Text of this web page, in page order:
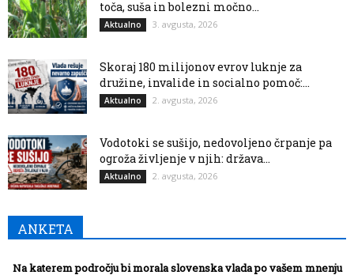
toča, suša in bolezni močno...
Aktualno 3. avgusta, 2026
Skoraj 180 milijonov evrov luknje za
družine, invalide in socialno pomoč:...
Aktualno 2. avgusta, 2026
Vodotoki se sušijo, nedovoljeno črpanje pa
ogroža življenje v njih: država...
Aktualno 2. avgusta, 2026
ANKETA
Na katerem področju bi morala slovenska vlada po vašem mnenju